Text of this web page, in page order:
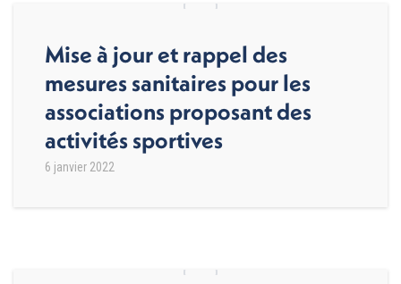
Mise à jour et rappel des
mesures sanitaires pour les
associations proposant des
activités sportives
6 janvier 2022